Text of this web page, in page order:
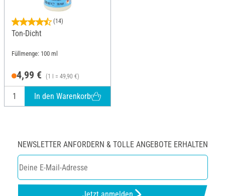
(14)
Ton-Dicht
Füllmenge: 100 ml
4,99 € (1 l = 49,90 €)
In den Warenkorb
NEWSLETTER ANFORDERN & TOLLE ANGEBOTE ERHALTEN
Jetzt anmelden